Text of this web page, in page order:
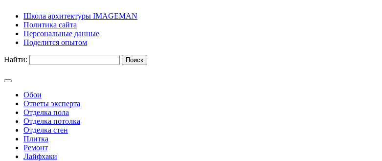
Школа архитектуры IMAGEMAN
Политика сайта
Персональные данные
Поделится опытом
Найти:
Обои
Ответы эксперта
Отделка пола
Отделка потолка
Отделка стен
Плитка
Ремонт
Лайфхаки